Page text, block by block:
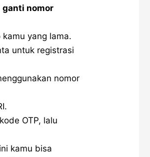
ganti nomor
kamu yang lama.
untuk registrasi
nomor
OTP, lalu
kamu bisa